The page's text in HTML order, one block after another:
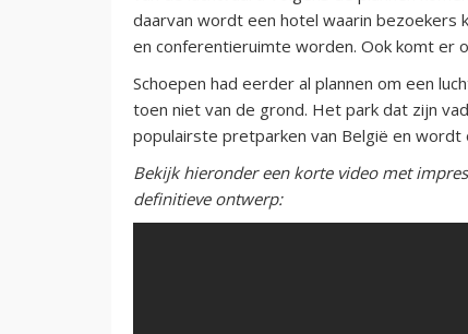
daarvan wordt een hotel waarin bezoekers
en conferentieruimte worden. Ook komt er
Schoepen had eerder al plannen om een
toen niet van de grond. Het park dat zijn
populairste pretparken van België en
Bekijk hieronder een korte video met
definitieve ontwerp: